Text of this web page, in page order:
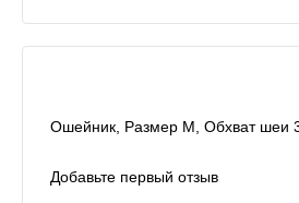
Ошейник, Размер M, Обхват шеи
Добавьте первый отзыв